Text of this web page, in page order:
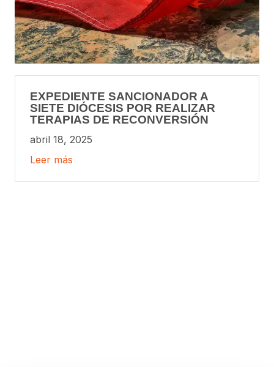
EXPEDIENTE SANCIONADOR A
SIETE DIÓCESIS POR REALIZAR
TERAPIAS DE RECONVERSIÓN
abril 18, 2025
Leer más